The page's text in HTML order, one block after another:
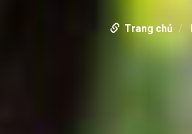
Trang chủ